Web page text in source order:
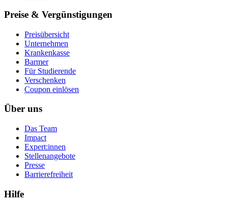
Preise & Vergünstigungen
Preisübersicht
Unternehmen
Krankenkasse
Barmer
Für Studierende
Ver­schen­ken
Coupon einlösen
Über uns
Das Team
Impact
Expert:innen
Stellenangebote
Presse
Barrierefreiheit
Hilfe